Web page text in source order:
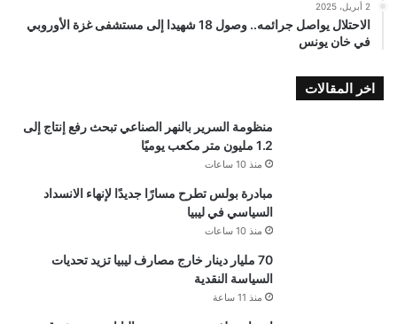
2 أبريل، 2025
الاحتلال يواصل جرائمه.. وصول 18 شهيدا إلى مستشفى غزة الأوروبي
في خان يونس
اخر المقالات
منظومة السرير بالنهر الصناعي تبحث رفع إنتاج إلى
1.2 مليون متر مكعب يوميًا
منذ 10 ساعات
مبادرة بولس تطرح مسارًا جديدًا لإنهاء الانسداد
السياسي في ليبيا
منذ 10 ساعات
70 مليار دينار خارج مصارف ليبيا تزيد تحديات
السياسة النقدية
منذ 11 ساعة